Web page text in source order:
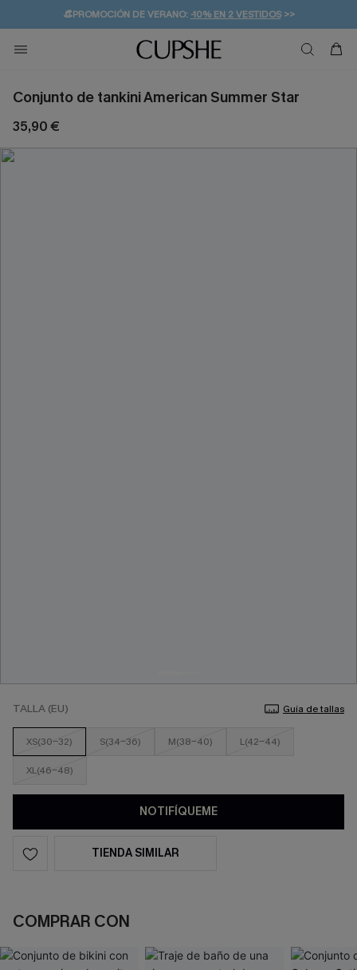
👒PROMOCIÓN DE VERANO:-10% EN 2 VESTIDOS>>
💌¡SUSCRIBIRSE & GANAR -10% EXTRA!
🚚ENVÍO GRATUITO A PARTIR DE 49 € >>
Conjunto de tankini American Summer Star
35,90 €
TALLA (EU) Guía de tallas
XS(30-32) S(34-36) M(38-40) L(42-44)
XL(46-48)
NOTIFÍQUEME
TIENDA SIMILAR
COMPRAR CON